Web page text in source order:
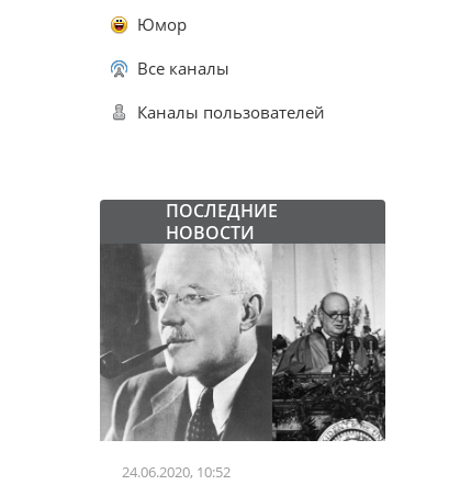
Юмор
Все каналы
Каналы пользователей
ПОСЛЕДНИЕ
НОВОСТИ
24.06.2020, 10:52